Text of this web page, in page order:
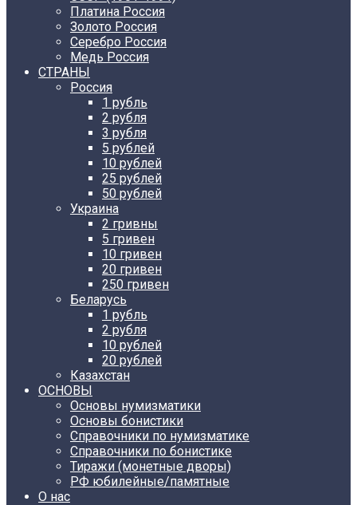
Платина Россия
Золото Россия
Серебро Россия
Медь Россия
СТРАНЫ
Россия
1 рубль
2 рубля
3 рубля
5 рублей
10 рублей
25 рублей
50 рублей
Украина
2 гривны
5 гривен
10 гривен
20 гривен
250 гривен
Беларусь
1 рубль
2 рубля
10 рублей
20 рублей
Казахстан
ОСНОВЫ
Основы нумизматики
Основы бонистики
Справочники по нумизматике
Справочники по бонистике
Тиражи (монетные дворы)
РФ юбилейные/памятные
О нас